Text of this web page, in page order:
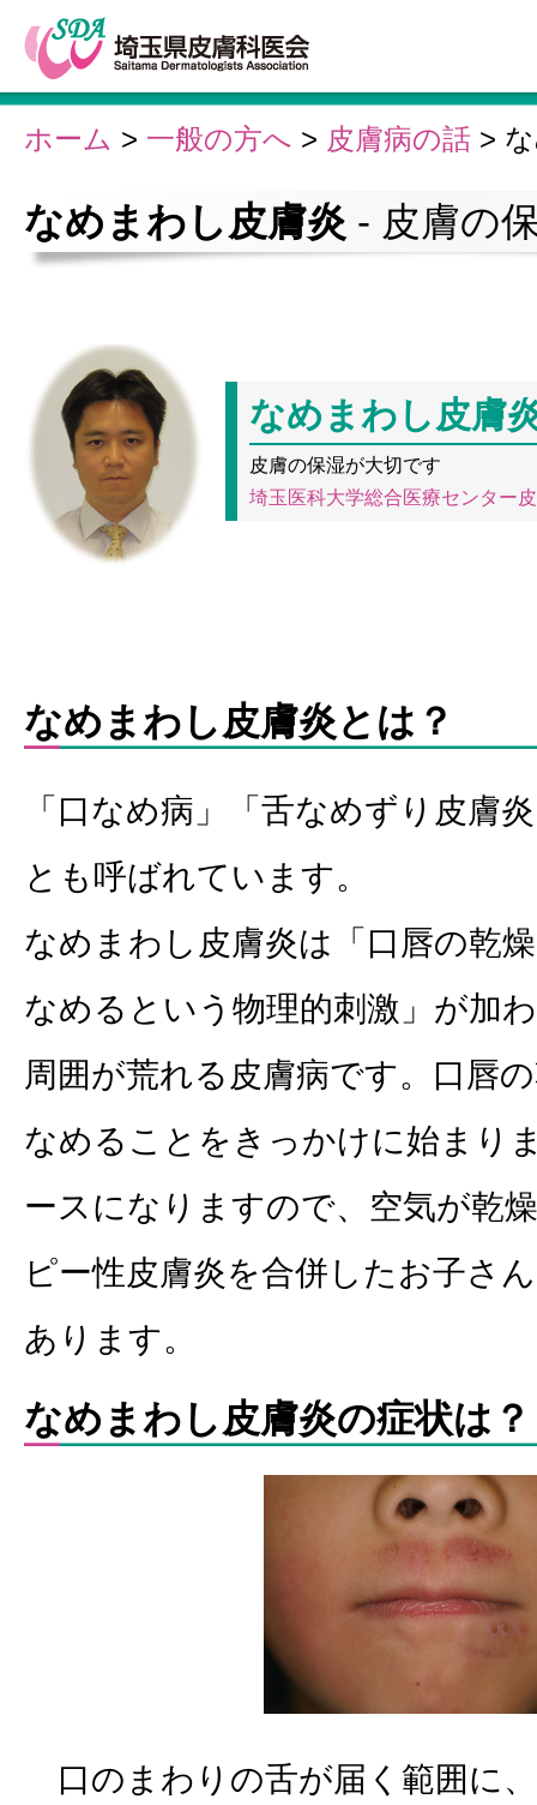
ホーム > 一般の方へ > 皮膚病の話 >
なめまわし皮膚炎 - 皮膚の
なめまわし皮膚
皮膚の保湿が大切です
埼玉医科大学総合医療センター
なめまわし皮膚炎とは？
「口なめ病」「舌なめずり皮膚
とも呼ばれています。
なめまわし皮膚炎は「口唇の乾
なめるという物理的刺激」が加
周囲が荒れる皮膚病です。口唇
なめることをきっかけに始まり
ースになりますので、空気が乾
ピー性皮膚炎を合併したお子さ
あります。
なめまわし皮膚炎の症状は？
口のまわりの舌が届く範囲に